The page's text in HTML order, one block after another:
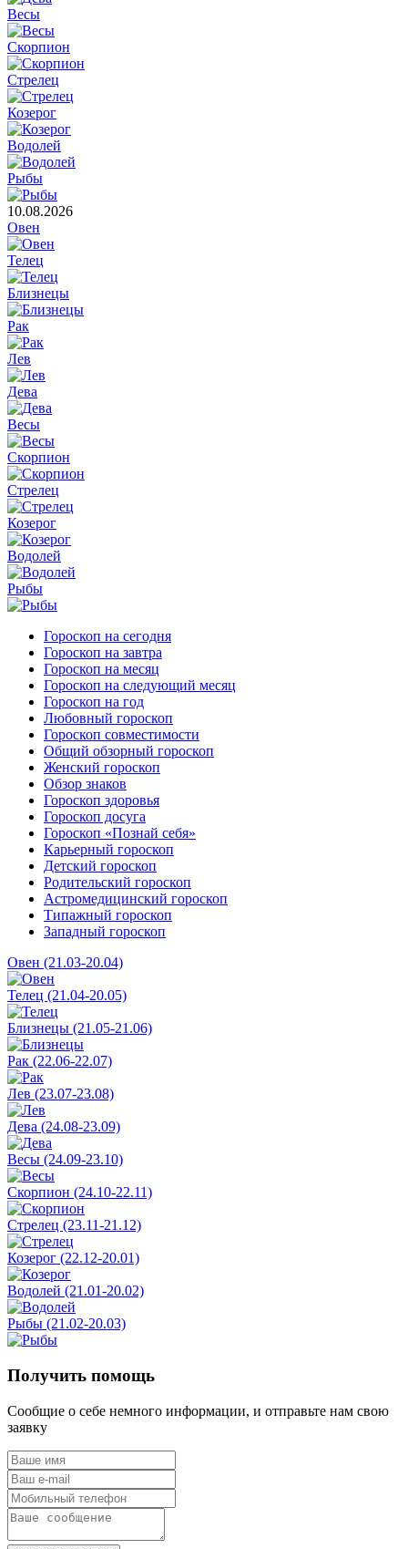
Весы
Скорпион
Стрелец
Козерог
Водолей
Рыбы
10.08.2026
Овен
Телец
Близнецы
Рак
Лев
Дева
Весы
Скорпион
Стрелец
Козерог
Водолей
Рыбы
Гороскоп на сегодня
Гороскоп на завтра
Гороскоп на месяц
Гороскоп на следующий месяц
Гороскоп на год
Любовный гороскоп
Гороскоп совместимости
Общий обзорный гороскоп
Женский гороскоп
Обзор знаков
Гороскоп здоровья
Гороскоп досуга
Гороскоп «Познай себя»
Карьерный гороскоп
Детский гороскоп
Родительский гороскоп
Астромедицинский гороскоп
Типажный гороскоп
Западный гороскоп
Овен (21.03-20.04)
Телец (21.04-20.05)
Близнецы (21.05-21.06)
Рак (22.06-22.07)
Лев (23.07-23.08)
Дева (24.08-23.09)
Весы (24.09-23.10)
Скорпион (24.10-22.11)
Стрелец (23.11-21.12)
Козерог (22.12-20.01)
Водолей (21.01-20.02)
Рыбы (21.02-20.03)
Получить помощь
Сообщие о себе немного информации, и отправьте нам свою
заявку